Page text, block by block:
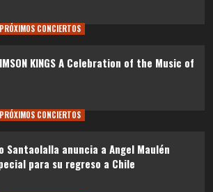
PRÓXIMOS CONCIERTOS
KINGS A Celebration of the Music of
PRÓXIMOS CONCIERTOS
Santaolalla anuncia a Angel Maulén
para su regreso a Chile